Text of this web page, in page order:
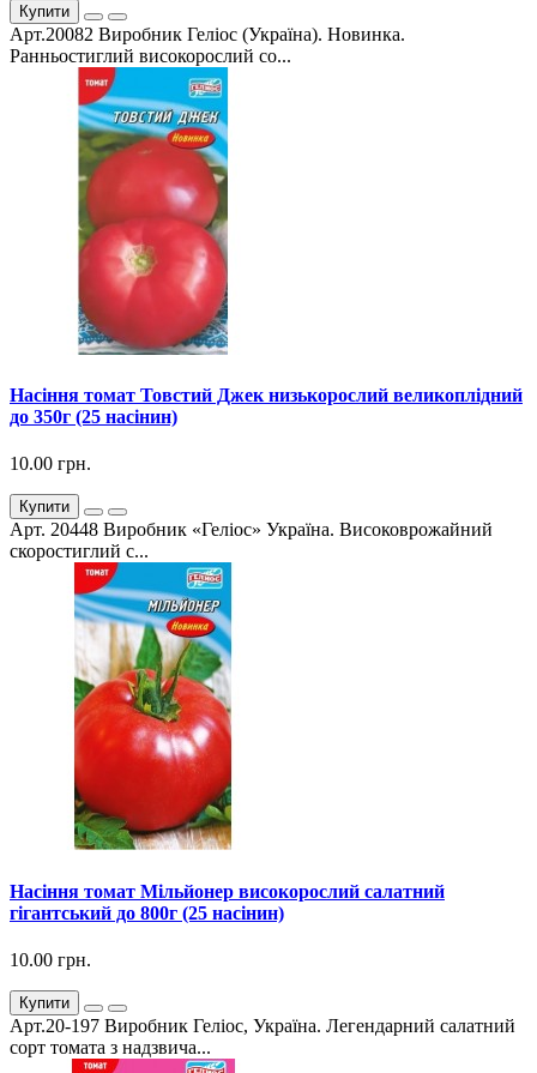
Купити
Арт.20082 Виробник Геліос (Україна). Новинка.
Ранньостиглий високорослий со...
Насіння томат Товстий Джек низькорослий великоплідний
до 350г (25 насінин)
10.00 грн.
Купити
Арт. 20448 Виробник «Геліос» Україна. Високоврожайний
скоростиглий с...
Насіння томат Мільйонер високорослий салатний
гігантський до 800г (25 насінин)
10.00 грн.
Купити
Арт.20-197 Виробник Геліос, Україна. Легендарний салатний
сорт томата з надзвича...